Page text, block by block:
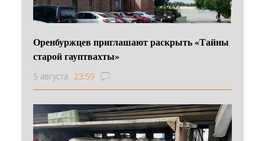
Оренбуржцев приглашают раскрыть «Тайны
старой гауптвахты»
5 августа 23:59